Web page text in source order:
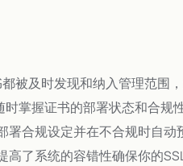
被及时发现和纳入管理范围
时掌握证书的部署状态和合
署合规设定并在不合规时自
了系统的容错性确保你的